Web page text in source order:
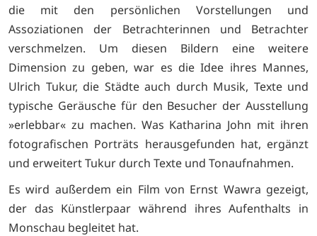
die mit den persönlichen Vorstellungen und
Assoziationen der Betrachterinnen und Betrachter
verschmelzen. Um diesen Bildern eine weitere
Dimension zu geben, war es die Idee ihres Mannes,
Ulrich Tukur, die Städte auch durch Musik, Texte und
typische Geräusche für den Besucher der Ausstellung
»erlebbar« zu machen. Was Katharina John mit ihren
fotografischen Porträts herausgefunden hat, ergänzt
und erweitert Tukur durch Texte und Tonaufnahmen.
Es wird außerdem ein Film von Ernst Wawra gezeigt,
der das Künstlerpaar während ihres Aufenthalts in
Monschau begleitet hat.